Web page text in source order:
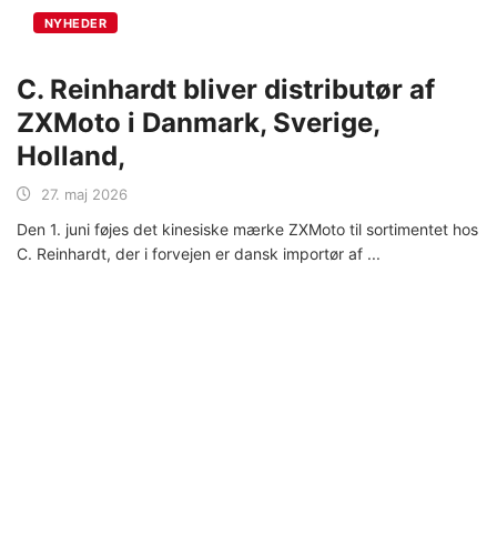
NYHEDER
C. Reinhardt bliver distributør af
ZXMoto i Danmark, Sverige,
Holland,
27. maj 2026
Den 1. juni føjes det kinesiske mærke ZXMoto til sortimentet hos
C. Reinhardt, der i forvejen er dansk importør af